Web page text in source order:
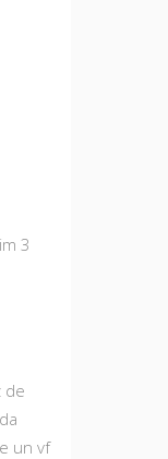
3
de
un vf